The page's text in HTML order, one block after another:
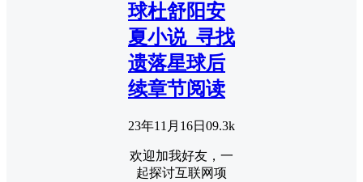
球杜舒阳安
夏小说_寻找
遗落星球后
续章节阅读
23年11月16日 09.3k
欢迎加我好友，一
起探讨互联网项